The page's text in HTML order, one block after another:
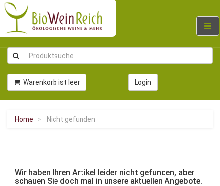
Warenkorb ist leer Login
Home Nicht gefunden
Wir haben Ihren Artikel leider nicht gefunden, aber
schauen Sie doch mal in unsere aktuellen Angebote.